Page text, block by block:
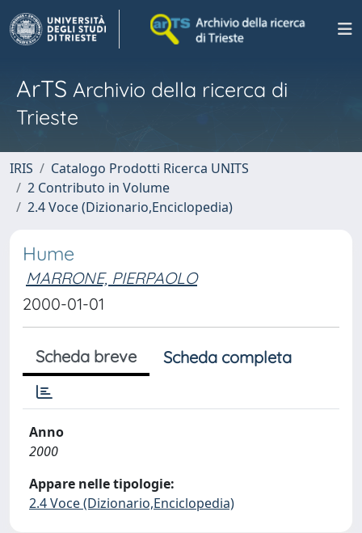
ArTS Archivio della ricerca di
Trieste
IRIS
Catalogo Prodotti Ricerca UNITS
2 Contributo in Volume
2.4 Voce (Dizionario,Enciclopedia)
Hume
MARRONE, PIERPAOLO
2000-01-01
Scheda breve Scheda completa
Anno
2000
Appare nelle tipologie:
2.4 Voce (Dizionario,Enciclopedia)